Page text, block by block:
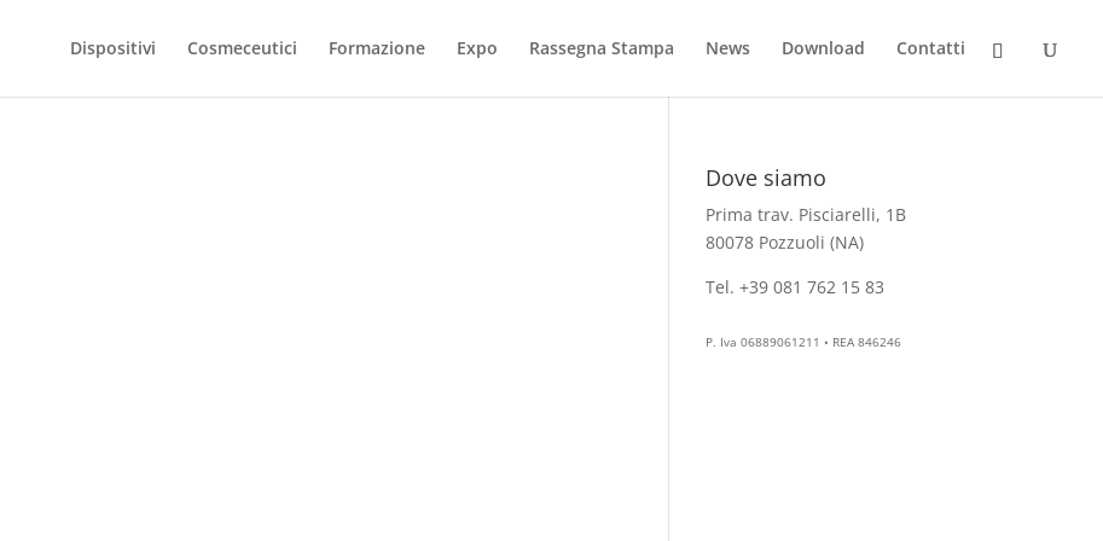
Dispositivi Cosmeceutici Formazione Expo Rassegna Stampa News Download Contatti
Dove siamo
Prima trav. Pisciarelli, 1B
80078 Pozzuoli (NA)
Tel. +39 081 762 15 83
P. Iva 06889061211 • REA 846246